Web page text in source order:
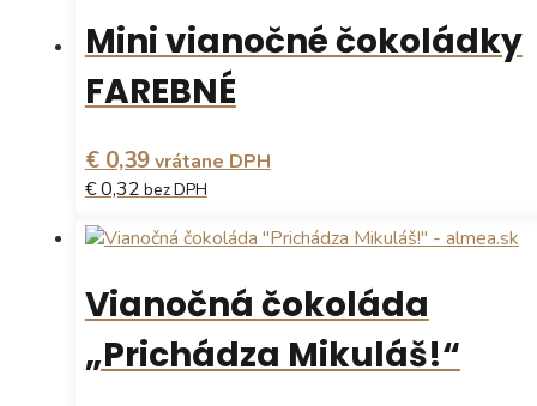
Mini vianočné čokoládky
FAREBNÉ
€ 0,39vrátane DPH
€ 0,32 bez DPH
Vianočná čokoláda
„Prichádza Mikuláš!“